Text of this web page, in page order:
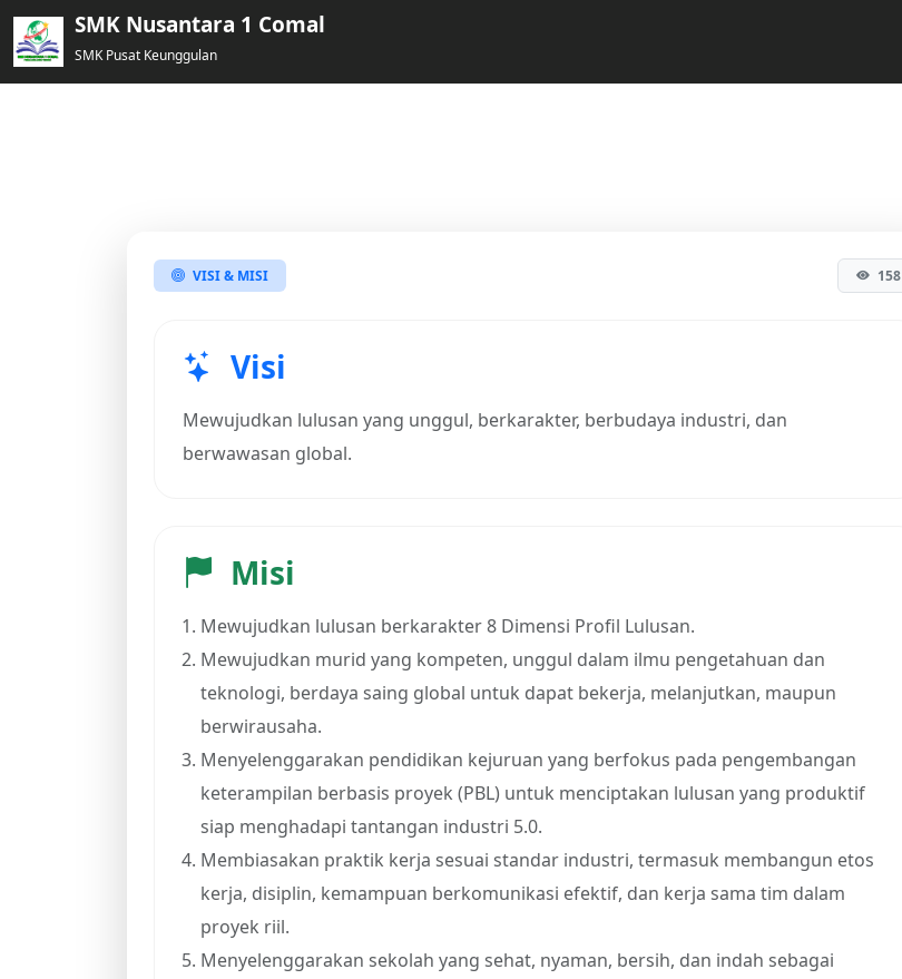
SMK Nusantara 1 Comal
SMK Pusat Keunggulan
VISI & MISI 158
Visi
Mewujudkan lulusan yang unggul, berkarakter, berbudaya industri, dan
berwawasan global.
Misi
Mewujudkan lulusan berkarakter 8 Dimensi Profil Lulusan.
Mewujudkan murid yang kompeten, unggul dalam ilmu pengetahuan dan
teknologi, berdaya saing global untuk dapat bekerja, melanjutkan, maupun
berwirausaha.
Menyelenggarakan pendidikan kejuruan yang berfokus pada pengembangan
keterampilan berbasis proyek (PBL) untuk menciptakan lulusan yang produktif
siap menghadapi tantangan industri 5.0.
Membiasakan praktik kerja sesuai standar industri, termasuk membangun etos
kerja, disiplin, kemampuan berkomunikasi efektif, dan kerja sama tim dalam
proyek riil.
Menyelenggarakan sekolah yang sehat, nyaman, bersih, dan indah sebagai